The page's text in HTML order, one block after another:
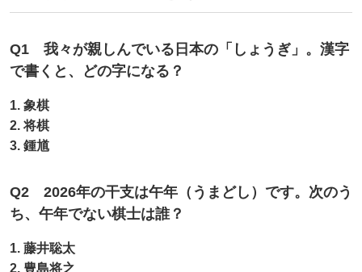
Q1 我々が親しんでいる日本の「しょうぎ」。漢字
で書くと、どの字になる？
1. 象棋
2. 将棋
3. 鍾馗
Q2 2026年の干支は午年（うまどし）です。次のう
ち、午年でない棋士は誰？
1. 藤井聡太
2. 豊島将之